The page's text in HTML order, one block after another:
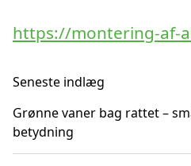
https://montering-af-
Seneste indlæg
Grønne vaner bag rattet –
betydning